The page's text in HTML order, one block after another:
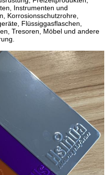
Instrumenten und
Korrosionsschutzrohre,
Flüssiggasflaschen,
Tresoren, Möbel und andere